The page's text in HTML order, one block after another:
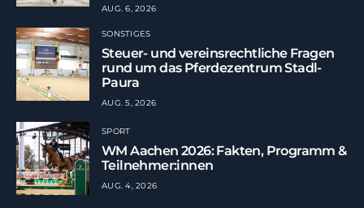
AUG. 6, 2026
SONSTIGES
Steuer- und vereinsrechtliche Fragen
rund um das Pferdezentrum Stadl-
Paura
AUG. 5, 2026
SPORT
WM Aachen 2026: Fakten, Programm &
Teilnehmer:innen
AUG. 4, 2026